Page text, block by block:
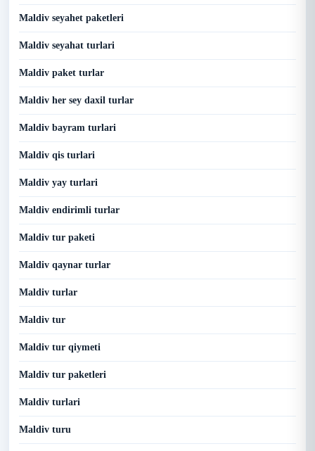
Maldiv seyahet paketleri
Maldiv seyahat turlari
Maldiv paket turlar
Maldiv her sey daxil turlar
Maldiv bayram turlari
Maldiv qis turlari
Maldiv yay turlari
Maldiv endirimli turlar
Maldiv tur paketi
Maldiv qaynar turlar
Maldiv turlar
Maldiv tur
Maldiv tur qiymeti
Maldiv tur paketleri
Maldiv turlari
Maldiv turu